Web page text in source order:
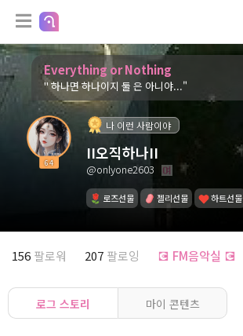
Everything or Nothing
" 하나면 하나이지 둘 은 아니야..."
64
나 이런 사람이야
II오직하나II
@onlyone2603
로즈선물 젤리선물 하트선물
156 팔로워 207 팔로잉 💽 FM음악실 💽
로그 스토리 마이 콘텐츠